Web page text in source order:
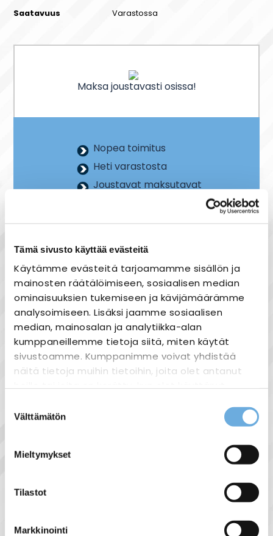
Tämä sivusto käyttää evästeitä
Käytämme evästeitä tarjoamamme sisällön ja
mainosten räätälöimiseen, sosiaalisen median
ominaisuuksien tukemiseen ja kävijämäärämme
analysoimiseen. Lisäksi jaamme sosiaalisen
median, mainosalan ja analytiikka-alan
kumppaneillemme tietoja siitä, miten käytät
sivustoamme. Kumppanimme voivat yhdistää
näitä tietoja muihin tietoihin, joita olet antanut
heille tai joita on kerätty, kun olet käyttänyt
valinta
Välttämätön
Mieltymykset
Tilastot
Markkinointi
Saatavuus Varastossa
Maksa joustavasti osissa!
Nopea toimitus
Heti varastosta
Joustavat maksutavat
Tuotekuvaus
Musta väännin oviasennettaville
OT16...40FT_ ja OTDC16...32FT_ kytkimille.
Lukitus max. kolmella riippulukolla.
Pikakiinnitys, oven poraus 22,5mm. IP65.
NEMA 1, 3R ja 12.
Näytä lisää tuotteita